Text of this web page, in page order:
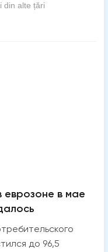
din alte țări
еврозоне в мае
до 96,5